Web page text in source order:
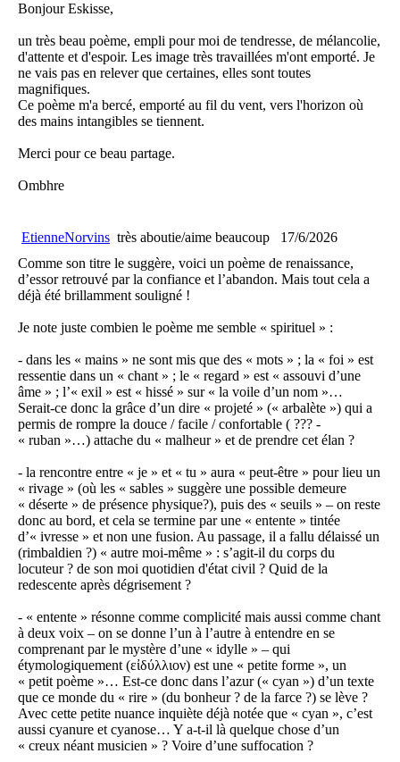
Bonjour Eskisse,
un très beau poème, empli pour moi de tendresse, de mélancolie,
d'attente et d'espoir. Les image très travaillées m'ont emporté. Je
ne vais pas en relever que certaines, elles sont toutes
magnifiques.
Ce poème m'a bercé, emporté au fil du vent, vers l'horizon où
des mains intangibles se tiennent.
Merci pour ce beau partage.
Ombhre
EtienneNorvins très aboutie/aime beaucoup
17/6/2026
Comme son titre le suggère, voici un poème de renaissance,
d’essor retrouvé par la confiance et l’abandon. Mais tout cela a
déjà été brillamment souligné !
Je note juste combien le poème me semble « spirituel » :
- dans les « mains » ne sont mis que des « mots » ; la « foi » est
ressentie dans un « chant » ; le « regard » est « assouvi d’une
âme » ; l’« exil » est « hissé » sur « la voile d’un nom »…
Serait-ce donc la grâce d’un dire « projeté » (« arbalète ») qui a
permis de rompre la douce / facile / confortable ( ??? -
« ruban »…) attache du « malheur » et de prendre cet élan ?
- la rencontre entre « je » et « tu » aura « peut-être » pour lieu un
« rivage » (où les « sables » suggère une possible demeure
« déserte » de présence physique?), puis des « seuils » – on reste
donc au bord, et cela se termine par une « entente » tintée
d’« ivresse » et non une fusion. Au passage, il a fallu délaissé un
(rimbaldien ?) « autre moi-même » : s’agit-il du corps du
locuteur ? de son moi quotidien d'état civil ? Quid de la
redescente après dégrisement ?
- « entente » résonne comme complicité mais aussi comme chant
à deux voix – on se donne l’un à l’autre à entendre en se
comprenant par le mystère d’une « idylle » – qui
étymologiquement (εἰδύλλιον) est une « petite forme », un
« petit poème »… Est-ce donc dans l’azur (« cyan ») d’un texte
que ce monde du « rire » (du bonheur ? de la farce ?) se lève ?
Avec cette petite nuance inquiète déjà notée que « cyan », c’est
aussi cyanure et cyanose… Y a-t-il là quelque chose d’un
« creux néant musicien » ? Voire d’une suffocation ?